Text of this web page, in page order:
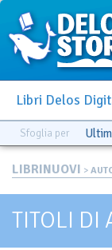
Libri Delos
Sfoglia per
LIBRINUOVI >
TITOLI DI